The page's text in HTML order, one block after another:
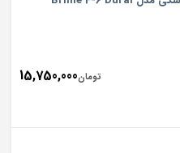
تومان15,750,000